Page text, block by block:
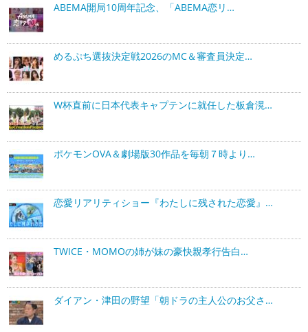
ABEMA開局10周年記念、「ABEMA恋リ…
めるぷち選抜決定戦2026のMC＆審査員決定…
W杯直前に日本代表キャプテンに就任した板倉滉…
ポケモンOVA＆劇場版30作品を毎朝７時より…
恋愛リアリティショー『わたしに残された恋愛』…
TWICE・MOMOの姉が妹の豪快親孝行告白…
ダイアン・津田の野望「朝ドラの主人公のお父さ…